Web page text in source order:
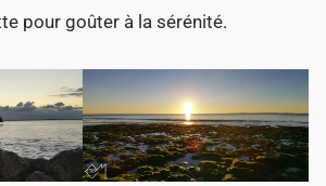
pour goûter à la sérénité.